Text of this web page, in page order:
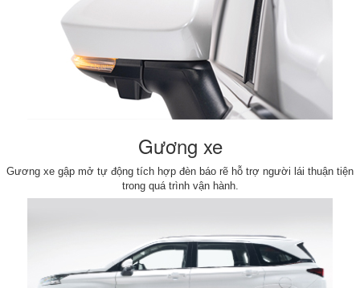
Gương xe
Gương xe gập mở tự động tích hợp đèn báo rẽ hỗ trợ người lái thuận tiện
trong quá trình vận hành.